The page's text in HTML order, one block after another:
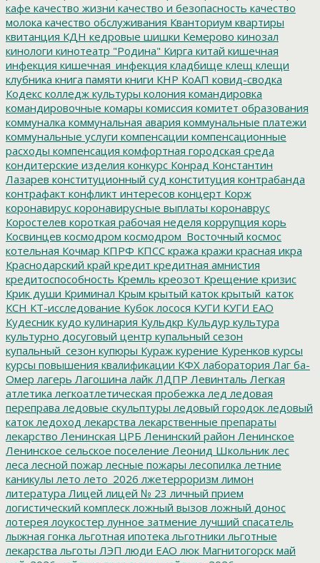
кафе качество жизни качество и безопасность качество
молока качество обслуживания Кванториум квартиры
квитанция КДН кедровые шишки Кемерово кинозал
кинологи кинотеатр "Родина" Кирга китай кишечная
инфекция кишечная_инфекция кладбище клещ клещи
клубника книга памяти книги КНР КоАП ковид-сводка
Кодекс колледж культуры колония командировка
командировочные комары комиссия комитет образования
коммуналка коммунальная авария коммунальные платежи
коммунальные услуги компенсации компенсационные
расходы компенсация комфортная городская среда
кондитерские изделия конкурс Конрад Константин
Лазарев конституционный суд конституция контрабанда
контрафакт конфликт интересов концерт Корж
коронавирус коронавирусные выплаты коронаврус
Коростелев короткая рабочая неделя коррупция корь
Косвинцев космодром космодром_Восточный космос
котельная Кочмар КПРФ КПСС кража кражи красная икра
Краснодарский край кредит кредитная амнистия
кредитоспособность Кремль креозот Крещение кризис
Крик души Криминал Крым крытый каток крытый_каток
КСН КТ-исследование Кубок лосося КУГИ КУГИ ЕАО
Кудесник кудо кулинария Кульдкр Кульдур культура
культурно досуговый центр купальный сезон
купальный_сезон купюры Кураж курение Куренков курсы
курсы повышения квалификации КФХ лаборатория Лаг ба-
Омер лагерь Лагошина лайк ЛДПР Левинталь Легкая
атлетика легкоатлетическая пробежка лед ледовая
переправа ледовые скульптуры ледовый городок ледовый
каток ледоход лекарства лекарственные препараты
лекарство Ленинская ЦРБ Ленинский район Ленинское
Ленинское сельское поселение Леонид Школьник лес
леса лесной пожар лесные пожары лесопилка летние
каникулы лето лето_2026 лжетерроризм лимон
литература Лицей лицей № 23 личный прием
логистический комплеск ложный вызов ложный донос
лотерея лоукостер лунное затмение лучший спасатель
лыжная гонка льготная ипотека льготники льготные
лекарства льготы ЛЭП люди ЕАО люк Магнитогорск май